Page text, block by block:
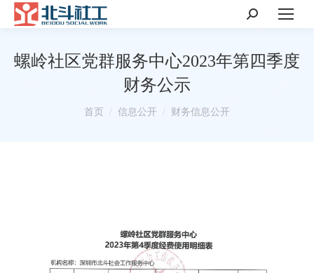
搜
螺岭社区党群服务中心2023年第四季度
财务公示
你在这里：
首页 信息公开 财务信息公开